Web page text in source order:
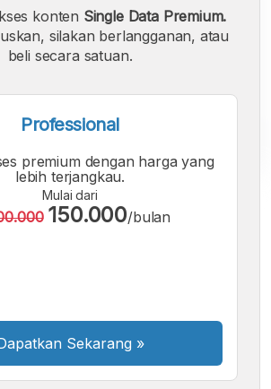
Font
A
Font
A
Font
konten Single Data Premium.
silakan berlangganan, atau
beli secara satuan.
Professional
premium dengan harga yang
lebih terjangkau.
Mulai dari
150.000/bulan
Sekarang »